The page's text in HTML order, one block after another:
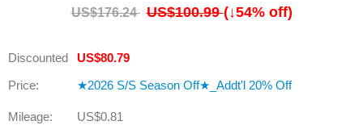
US$176.24 US$100.99(↓54% off)
Discounted
Price:
US$80.79
★2026 S/S Season Off★_Addt'l 20% Off
Mileage: US$0.81